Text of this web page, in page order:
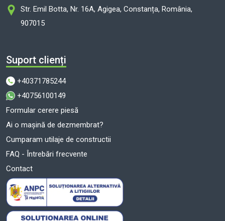
Str. Emil Botta, Nr. 16A, Agigea, Constanța, România,
907015
Suport clienți
+40371785244
+40756100149
Formular cerere piesă
Ai o mașină de dezmembrat?
Cumparam utilaje de constructii
FAQ - Întrebări frecvente
Contact